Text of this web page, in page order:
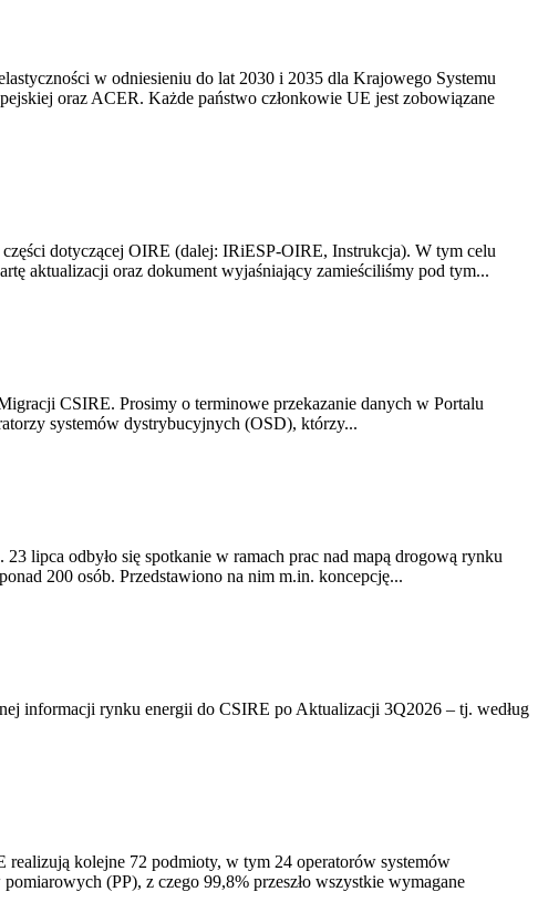
w odniesieniu do lat 2030 i 2035 dla Krajowego Systemu
oraz ACER. Każde państwo członkowie UE jest zobowiązane
dotyczącej OIRE (dalej: IRiESP-OIRE, Instrukcja). W tym celu
aktualizacji oraz dokument wyjaśniający zamieściliśmy pod tym...
CSIRE. Prosimy o terminowe przekazanie danych w Portalu
systemów dystrybucyjnych (OSD), którzy...
lipca odbyło się spotkanie w ramach prac nad mapą drogową rynku
200 osób. Przedstawiono na nim m.in. koncepcję...
informacji rynku energii do CSIRE po Aktualizacji 3Q2026 – tj. według
kolejne 72 podmioty, w tym 24 operatorów systemów
(PP), z czego 99,8% przeszło wszystkie wymagane